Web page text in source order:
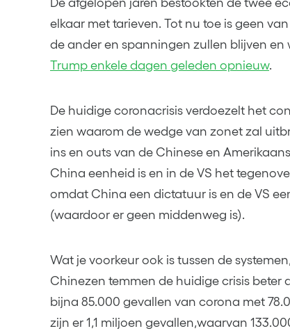
elkaar met tarieven. Tot nu toe is geen
de ander en spanningen zullen blijven en
Trump enkele dagen geleden opnieuw.
De huidige coronacrisis verdoezelt het
zien waarom de wedge van zonet zal
ins en outs van de Chinese en
China eenheid is en in de VS het
omdat China een dictatuur is en de VS
(waardoor er geen middenweg is).
Wat je voorkeur ook is tussen de
Chinezen temmen de huidige crisis beter
bijna 85.000 gevallen van corona met
zijn er 1,1 miljoen gevallen,waarvan